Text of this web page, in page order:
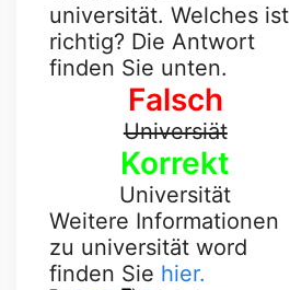
universität. Welches ist
richtig? Die Antwort
finden Sie unten.
Falsch
Universiät
Korrekt
Universität
Weitere Informationen
zu universität word
finden Sie hier.